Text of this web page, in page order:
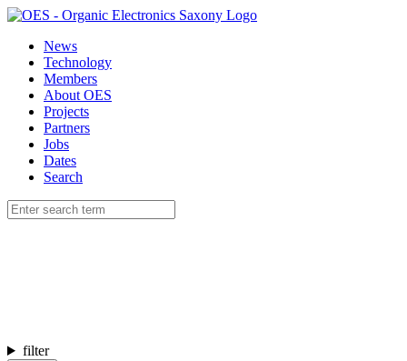
News
Technology
Members
About OES
Projects
Partners
Jobs
Dates
Search
filter